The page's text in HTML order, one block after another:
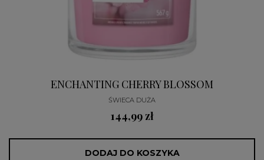
ENCHANTING CHERRY BLOSSOM
ŚWIECA DUŻA
144,99 zł
DODAJ DO KOSZYKA